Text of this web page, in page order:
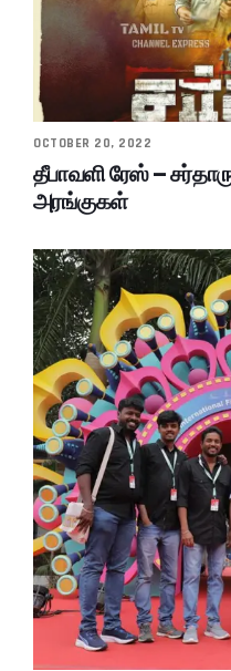
OCTOBER 20, 2022
தீபாவளி ரேஸ் –
அரங்குகள்